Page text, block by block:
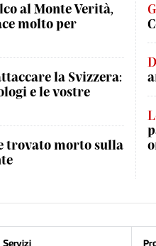
al Monte Verità,
molto per
la Svizzera:
e le vostre
trovato morto sulla
Servizi